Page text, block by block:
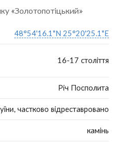
«Золотопотіцький»
48°54'16.1"N 25°20'25.1"E
16-17 століття
Річ Посполита
частково відреставровано
камінь